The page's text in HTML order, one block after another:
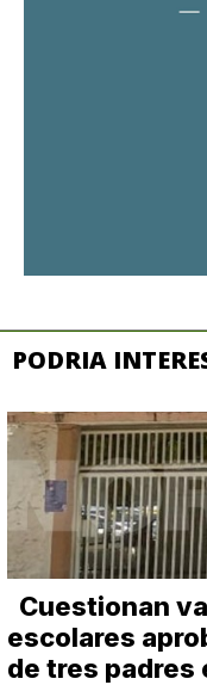
PODRIA
Cuestionan
escolares
de tres padres